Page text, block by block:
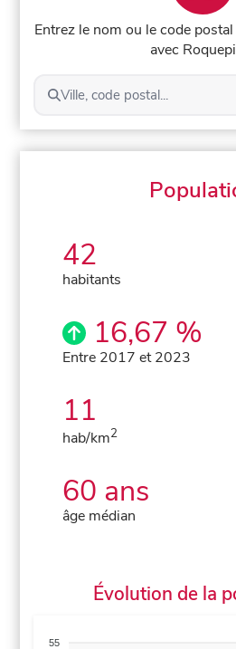
Entrez le nom ou le code
avec
Ville, code postal...
42
habitants
16,67 %
Entre 2017 et 2023
11
hab/km2
60 ans
âge médian
Évolution de la
55